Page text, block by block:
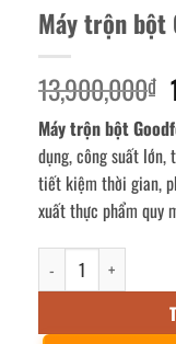
Máy trộn bột
13,900,000₫
Máy trộn bột
dụng, công suất lớn,
tiết kiệm thời gian,
xuất thực phẩm quy
Máy trộn bột